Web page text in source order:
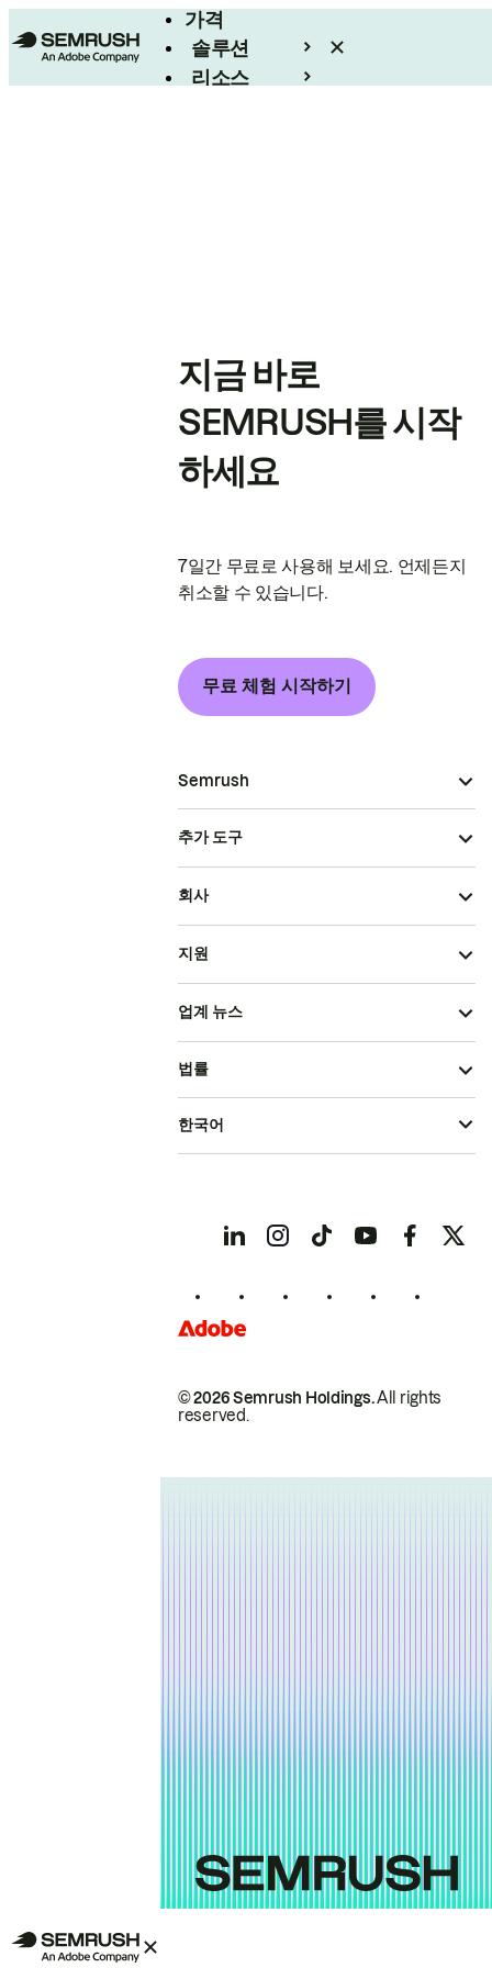
가격
솔루션
리소스
지금 바로
SEMRUSH를 시작
하세요
7일간 무료로 사용해 보세요. 언제든지
취소할 수 있습니다.
무료 체험 시작하기
Semrush
추가 도구
회사
지원
업계 뉴스
© 2026 Semrush Holdings.All rights
reserved.
법률
한국어